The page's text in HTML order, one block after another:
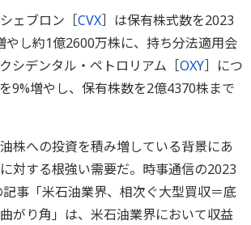
ェブロン［CVX］は保有株式数を2023
やし約1億2600万株に、持ち分法適用会
シデンタル・ペトロリアム［OXY］につ
9%増やし、保有株数を2億4370株まで
株への投資を積み増している背景にあ
対する根強い需要だ。時事通信の2023
事「米石油業界、相次ぐ大型買収＝底
がり角」は、米石油業界において収益